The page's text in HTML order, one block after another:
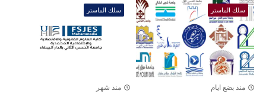
سلك الماستر
منذ بضع ايام
سلك الماستر
منذ شهر